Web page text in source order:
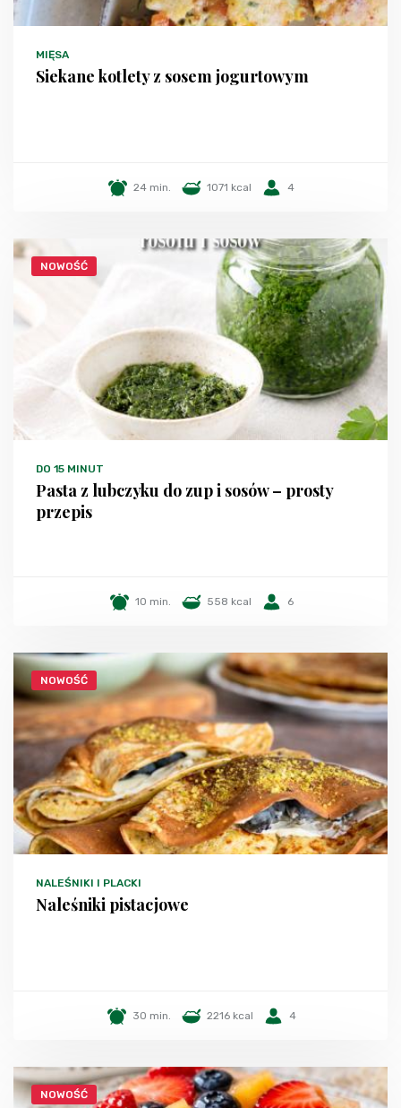
MIĘSA
Siekane kotlety z sosem jogurtowym
24 min. 1071 kcal 4
NOWOŚĆ
DO 15 MINUT
Pasta z lubczyku do zup i sosów – prosty
przepis
10 min. 558 kcal 6
NOWOŚĆ
NALEŚNIKI I PLACKI
Naleśniki pistacjowe
30 min. 2216 kcal 4
NOWOŚĆ